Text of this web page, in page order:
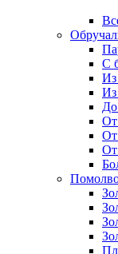
С
Из
От
От
От